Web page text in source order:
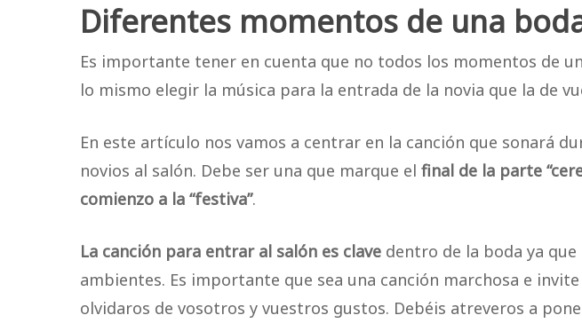
Diferentes momentos de una
Es importante tener en cuenta que no todos los momentos de
lo mismo elegir la música para la entrada de la novia que la de
En este artículo nos vamos a centrar en la canción que sonará
novios al salón. Debe ser una que marque el final de la parte
comienzo a la “festiva”.
La canción para entrar al salón es clave dentro de la boda ya
ambientes. Es importante que sea una canción marchosa e
olvidaros de vosotros y vuestros gustos. Debéis atreveros a